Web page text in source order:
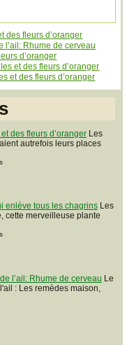
des fleurs d’oranger
l’ail: Rhume de cerveau
d’oranger
et des fleurs d’oranger
et des fleurs d’oranger
des fleurs d’oranger Les
autrefois leurs places
enlève tous les chagrins Les
cette merveilleuse plante
l’ail: Rhume de cerveau Le
: Les remèdes maison,